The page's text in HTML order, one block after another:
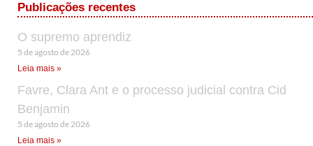
Publicações recentes
O supremo aprendiz
5 de agosto de 2026
Leia mais »
Favre, Clara Ant e o processo judicial contra Cid
Benjamin
5 de agosto de 2026
Leia mais »